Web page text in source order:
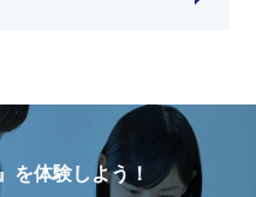
を体験しよう！